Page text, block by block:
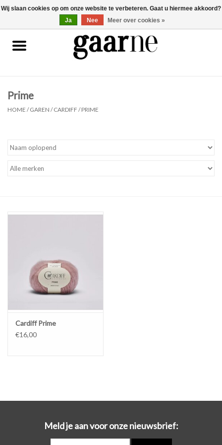
gaarne.be 0 Artikelen - €0,00
Patronen
Pakketten
Lifestyle
Prime
HOME /GAREN /CARDIFF /PRIME
Cardiff Prime
€16,00
Meld je aan voor onze nieuwsbrief:
Wij slaan cookies op om onze website te verbeteren. Gaat u hiermee akkoord?
Ja
Nee Meer over cookies »